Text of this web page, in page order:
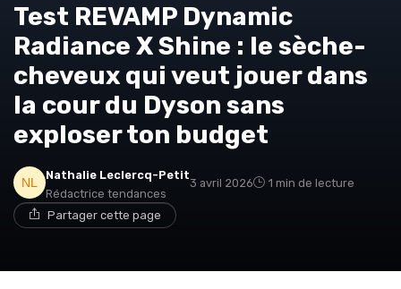
Test REVAMP Dynamic
Radiance X Shine : le sèche-
cheveux qui veut jouer dans
la cour du Dyson sans
exploser ton budget
Nathalie Leclercq-Petit
Rédactrice tendances
3 avril 2026 1 min de lecture
Partager cette page